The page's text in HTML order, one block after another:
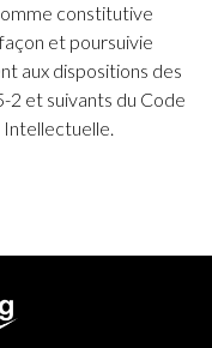
constitutive
et poursuivie
aux dispositions des
2 et suivants du Code